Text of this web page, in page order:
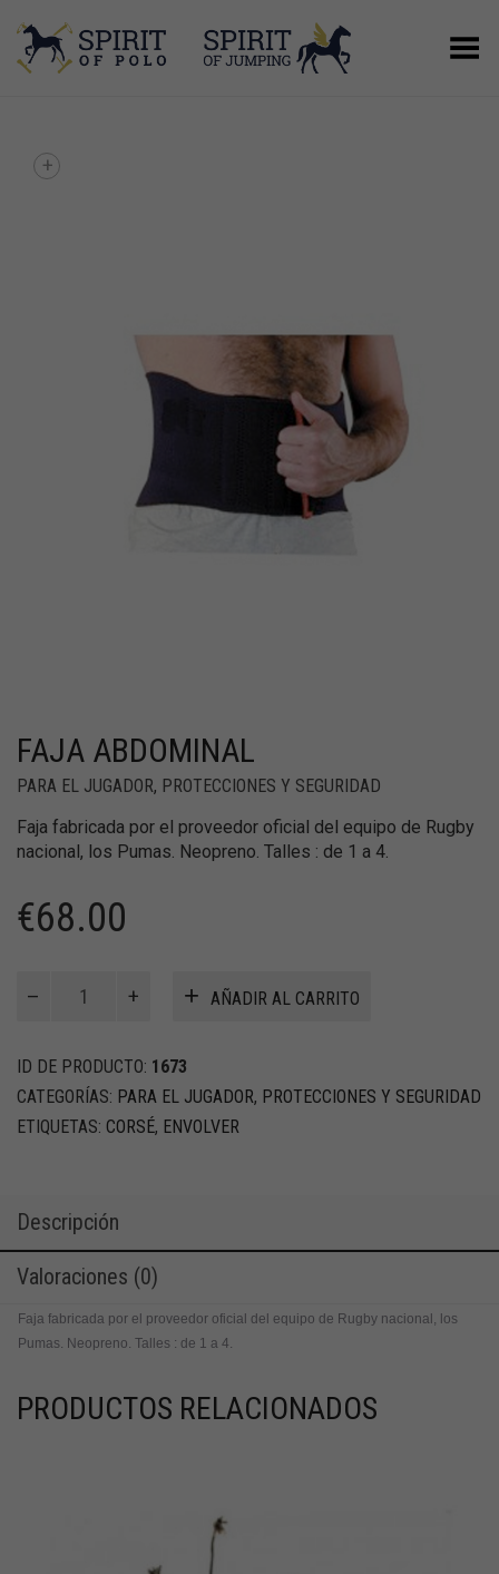
Menú
+
FAJA ABDOMINAL
PARA EL JUGADOR, PROTECCIONES Y SEGURIDAD
Faja fabricada por el proveedor oficial del equipo de Rugby
nacional, los Pumas. Neopreno. Talles : de 1 a 4.
€68.00
abdominal
AÑADIR AL CARRITO
ID DE PRODUCTO: 1673
CATEGORÍAS: PARA EL JUGADOR, PROTECCIONES Y SEGURIDAD
ETIQUETAS: CORSÉ, ENVOLVER
Descripción
Valoraciones (0)
Faja fabricada por el proveedor oficial del equipo de Rugby nacional, los
Pumas. Neopreno. Talles : de 1 a 4.
PRODUCTOS RELACIONADOS